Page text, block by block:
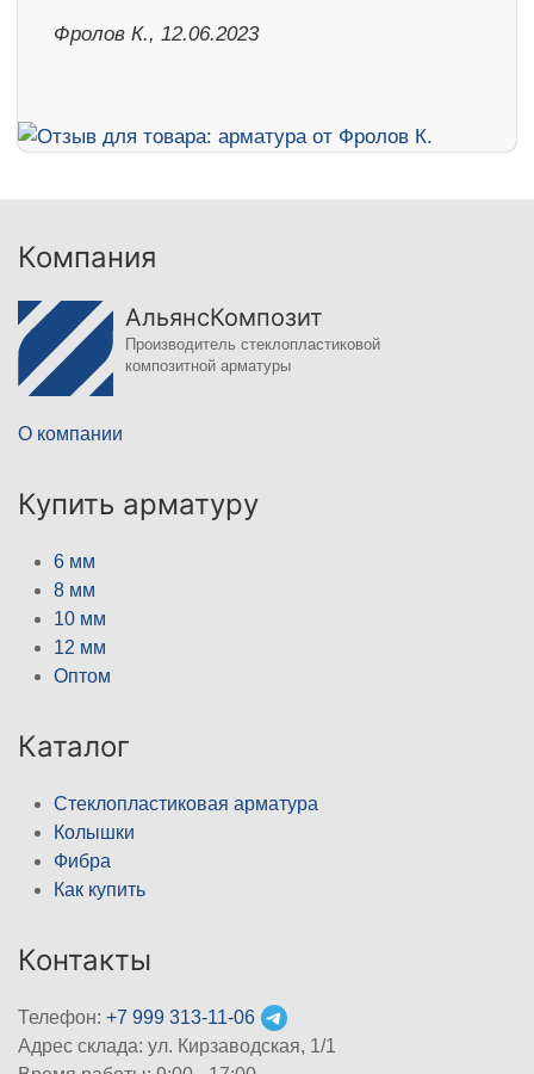
Фролов К., 12.06.2023
Компания
АльянсКомпозит
Производитель стеклопластиковой
композитной арматуры
О компании
Купить арматуру
6 мм
8 мм
10 мм
12 мм
Оптом
Каталог
Стеклопластиковая арматура
Колышки
Фибра
Как купить
Контакты
Телефон: +7 999 313-11-06
Адрес склада: ул. Кирзаводская, 1/1